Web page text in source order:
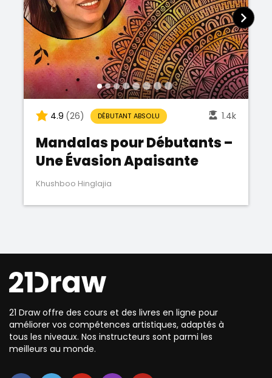
4.9 (26) DÉBUTANT ABSOLU 1.4k
Mandalas pour Débutants –
Une Évasion Apaisante
Khushboo Hinglajia
21 Draw offre des cours et des livres en ligne pour
améliorer vos compétences artistiques, adaptés à
tous les niveaux. Nos instructeurs sont parmi les
meilleurs au monde.